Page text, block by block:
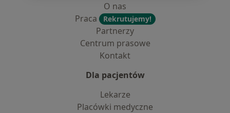
O nas
Praca
Rekrutujemy!
Partnerzy
Centrum prasowe
Kontakt
Dla pacjentów
Lekarze
Placówki medyczne